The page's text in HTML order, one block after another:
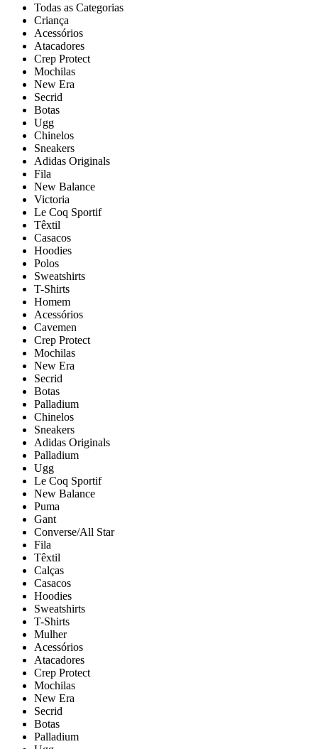
Todas as Categorias
Criança
Acessórios
Atacadores
Crep Protect
Mochilas
New Era
Secrid
Botas
Ugg
Chinelos
Sneakers
Adidas Originals
Fila
New Balance
Victoria
Le Coq Sportif
Têxtil
Casacos
Hoodies
Polos
Sweatshirts
T-Shirts
Homem
Acessórios
Cavemen
Crep Protect
Mochilas
New Era
Secrid
Botas
Palladium
Chinelos
Sneakers
Adidas Originals
Palladium
Ugg
Le Coq Sportif
New Balance
Puma
Gant
Converse/All Star
Fila
Têxtil
Calças
Casacos
Hoodies
Sweatshirts
T-Shirts
Mulher
Acessórios
Atacadores
Crep Protect
Mochilas
New Era
Secrid
Botas
Palladium